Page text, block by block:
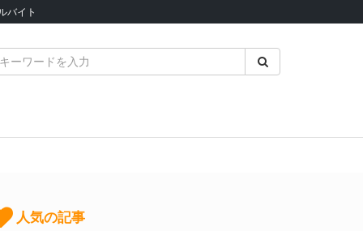
バイト
人気の記事